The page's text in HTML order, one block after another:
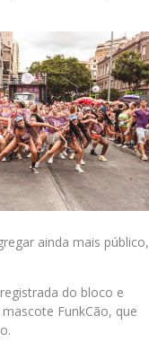
ainda mais público,
do bloco e
FunkCão, que